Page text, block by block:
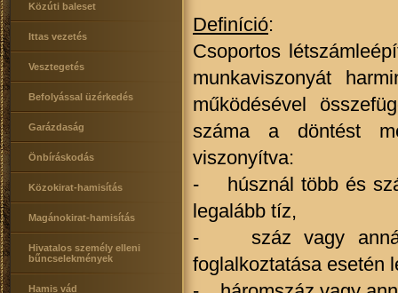
Közúti baleset
Ittas vezetés
Vesztegetés
Befolyással üzérkedés
Garázdaság
Önbíráskodás
Közokirat-hamisítás
Magánokirat-hamisítás
Hivatalos személy elleni
bűncselekmények
Hamis vád
Definíció:
Csoportos
munkaviszonyát
működésével
száma a döntést
viszonyítva:
- húsznál több és
legalább tíz,
- száz vagy annál
foglalkoztatása esetén